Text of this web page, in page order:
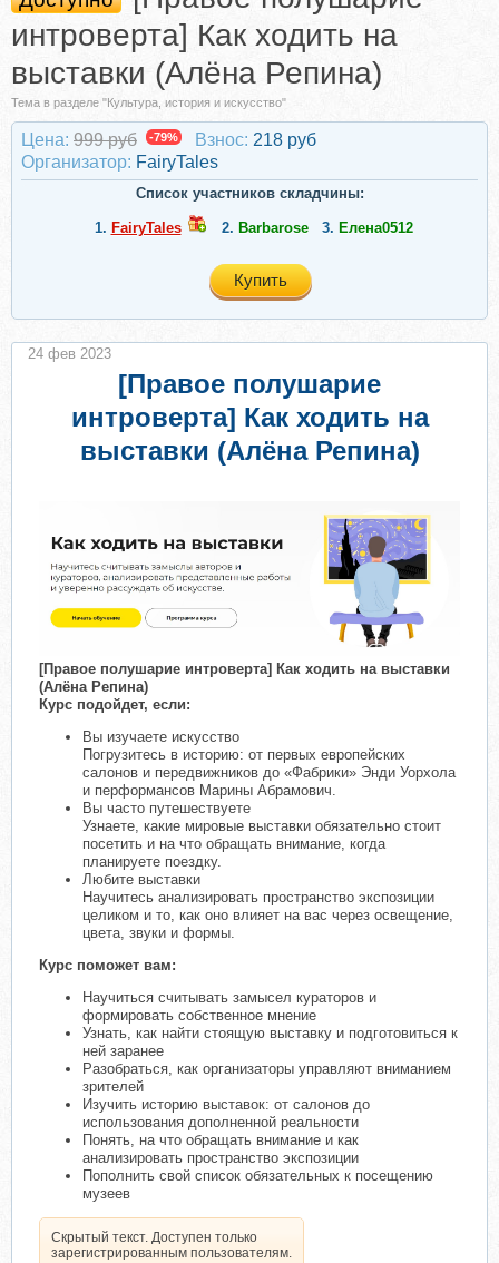
интроверта] Как ходить на
выставки (Алёна Репина)
Тема в разделе "Культура, история и искусство"
Цена: 999 руб -79% Взнос: 218 руб
Организатор: FairyTales
Список участников складчины:
1. FairyTales 2. Barbarose 3. Елена0512
Купить
[Правое полушарие
интроверта] Как ходить на
выставки (Алёна Репина)
[Правое полушарие интроверта] Как ходить на выставки
(Алёна Репина)
Курс подойдет, если:
Вы изучаете искусство
Погрузитесь в историю: от первых европейских
салонов и передвижников до «Фабрики» Энди Уорхола
и перформансов Марины Абрамович.
Вы часто путешествуете
Узнаете, какие мировые выставки обязательно стоит
посетить и на что обращать внимание, когда
планируете поездку.
Любите выставки
Научитесь анализировать пространство экспозиции
целиком и то, как оно влияет на вас через освещение,
цвета, звуки и формы.
Курс поможет вам:
Научиться считывать замысел кураторов и
формировать собственное мнение
Узнать, как найти стоящую выставку и подготовиться к
ней заранее
Разобраться, как организаторы управляют вниманием
зрителей
Изучить историю выставок: от салонов до
использования дополненной реальности
Понять, на что обращать внимание и как
анализировать пространство экспозиции
Пополнить свой список обязательных к посещению
музеев
Скрытый текст. Доступен только
зарегистрированным пользователям.
24 фев 2023